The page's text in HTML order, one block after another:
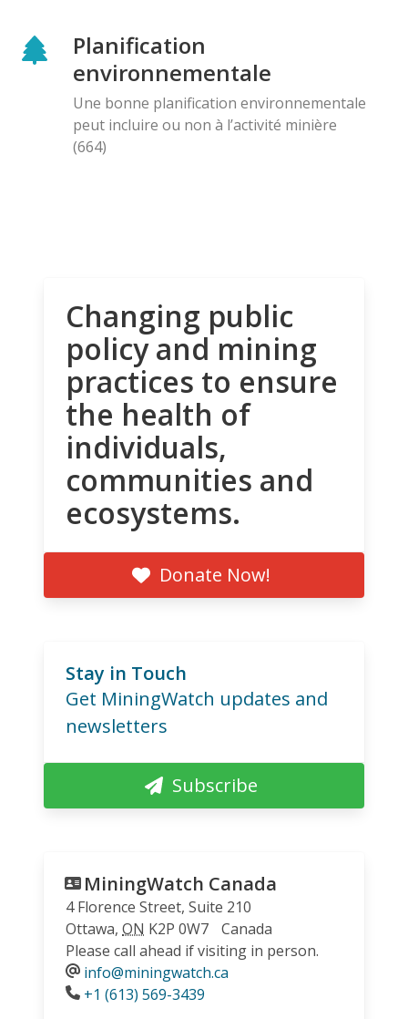
Planification
environnementale
Une bonne planification environnementale
peut incluire ou non à l’activité minière
(664)
Changing public
policy and mining
practices to ensure
the health of
individuals,
communities and
ecosystems.
Donate Now!
Stay in Touch
Get MiningWatch updates and
newsletters
Subscribe
MiningWatch Canada
4 Florence Street, Suite 210
Ottawa, ON K2P 0W7
Canada
Please call ahead if visiting in person.
info@miningwatch.ca
Phone
+1 (613) 569-3439